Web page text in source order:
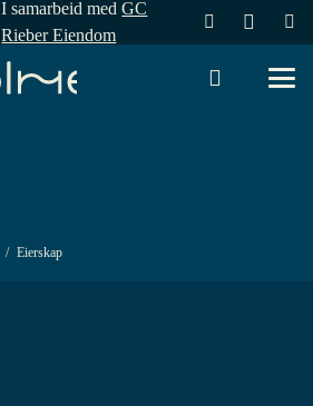
I samarbeid medGC
Rieber Eiendom
/ Eierskap